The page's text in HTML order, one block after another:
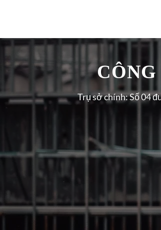
Trụ sở chính: Số 04